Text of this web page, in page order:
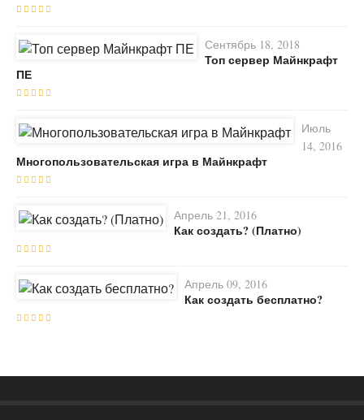
Сентябрь 18, 2018
Топ сервер Майнкрафт
ПЕ
Июль
14, 2016
Многопользовательская игра в Майнкрафт
Апрель 21, 2016
Как создать? (Платно)
Апрель 09, 2016
Как создать бесплатно?